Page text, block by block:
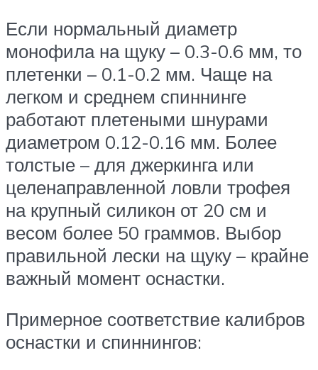
Если нормальный диаметр
монофила на щуку – 0.3-0.6 мм, то
плетенки – 0.1-0.2 мм. Чаще на
легком и среднем спиннинге
работают плетеными шнурами
диаметром 0.12-0.16 мм. Более
толстые – для джеркинга или
целенаправленной ловли трофея
на крупный силикон от 20 см и
весом более 50 граммов. Выбор
правильной лески на щуку – крайне
важный момент оснастки.
Примерное соответствие калибров
оснастки и спиннингов: